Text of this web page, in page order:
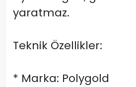
yaratmaz.
Teknik Özellikler:
* Marka: Polygold